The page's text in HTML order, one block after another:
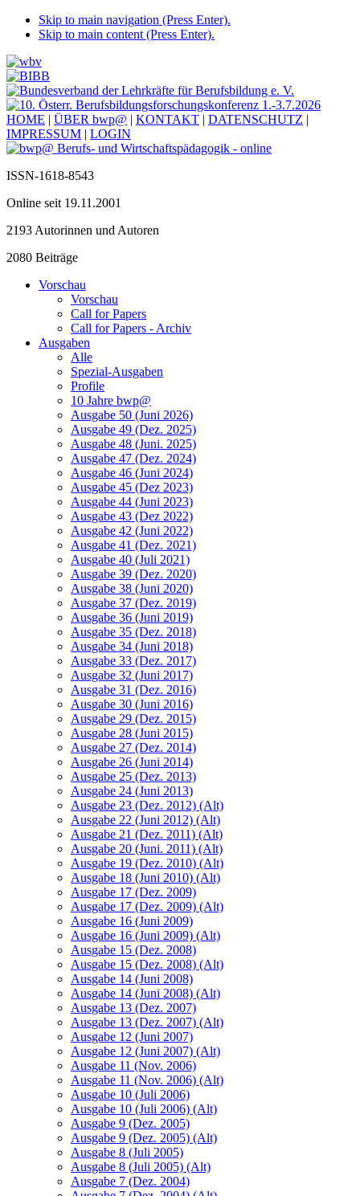
Skip to main navigation (Press Enter).
Skip to main content (Press Enter).
HOME | ÜBER bwp@ | KONTAKT | DATENSCHUTZ |
IMPRESSUM | LOGIN
ISSN-1618-8543
Online seit 19.11.2001
2193 Autorinnen und Autoren
2080 Beiträge
Vorschau
Vorschau
Call for Papers
Call for Papers - Archiv
Ausgaben
Alle
Spezial-Ausgaben
Profile
10 Jahre bwp@
Ausgabe 50 (Juni 2026)
Ausgabe 49 (Dez. 2025)
Ausgabe 48 (Juni. 2025)
Ausgabe 47 (Dez. 2024)
Ausgabe 46 (Juni 2024)
Ausgabe 45 (Dez 2023)
Ausgabe 44 (Juni 2023)
Ausgabe 43 (Dez 2022)
Ausgabe 42 (Juni 2022)
Ausgabe 41 (Dez. 2021)
Ausgabe 40 (Juli 2021)
Ausgabe 39 (Dez. 2020)
Ausgabe 38 (Juni 2020)
Ausgabe 37 (Dez. 2019)
Ausgabe 36 (Juni 2019)
Ausgabe 35 (Dez. 2018)
Ausgabe 34 (Juni 2018)
Ausgabe 33 (Dez. 2017)
Ausgabe 32 (Juni 2017)
Ausgabe 31 (Dez. 2016)
Ausgabe 30 (Juni 2016)
Ausgabe 29 (Dez. 2015)
Ausgabe 28 (Juni 2015)
Ausgabe 27 (Dez. 2014)
Ausgabe 26 (Juni 2014)
Ausgabe 25 (Dez. 2013)
Ausgabe 24 (Juni 2013)
Ausgabe 23 (Dez. 2012) (Alt)
Ausgabe 22 (Juni 2012) (Alt)
Ausgabe 21 (Dez. 2011) (Alt)
Ausgabe 20 (Juni. 2011) (Alt)
Ausgabe 19 (Dez. 2010) (Alt)
Ausgabe 18 (Juni 2010) (Alt)
Ausgabe 17 (Dez. 2009)
Ausgabe 17 (Dez. 2009) (Alt)
Ausgabe 16 (Juni 2009)
Ausgabe 16 (Juni 2009) (Alt)
Ausgabe 15 (Dez. 2008)
Ausgabe 15 (Dez. 2008) (Alt)
Ausgabe 14 (Juni 2008)
Ausgabe 14 (Juni 2008) (Alt)
Ausgabe 13 (Dez. 2007)
Ausgabe 13 (Dez. 2007) (Alt)
Ausgabe 12 (Juni 2007)
Ausgabe 12 (Juni 2007) (Alt)
Ausgabe 11 (Nov. 2006)
Ausgabe 11 (Nov. 2006) (Alt)
Ausgabe 10 (Juli 2006)
Ausgabe 10 (Juli 2006) (Alt)
Ausgabe 9 (Dez. 2005)
Ausgabe 9 (Dez. 2005) (Alt)
Ausgabe 8 (Juli 2005)
Ausgabe 8 (Juli 2005) (Alt)
Ausgabe 7 (Dez. 2004)